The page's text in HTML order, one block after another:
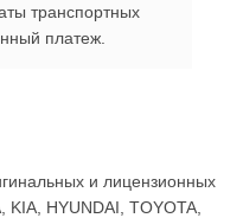
транспортных
платеж.
и лицензионных
KIA, HYUNDAI, TOYOTA,